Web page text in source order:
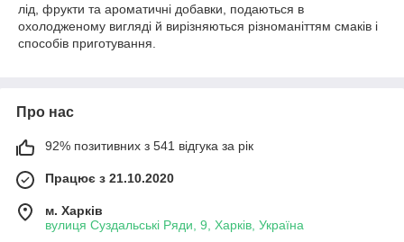
лід, фрукти та ароматичні добавки, подаються в
охолодженому вигляді й вирізняються різноманіттям смаків і
способів приготування.
Про нас
92% позитивних з 541 відгука за рік
Працює з 21.10.2020
м. Харків
вулиця Суздальські Ряди, 9, Харків, Україна